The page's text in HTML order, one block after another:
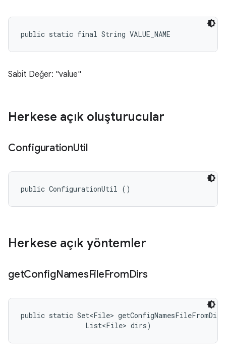
public static final String VALUE_NAME
Sabit Değer: "value"
Herkese açık oluşturucular
ConfigurationUtil
public ConfigurationUtil ()
Herkese açık yöntemler
getConfigNamesFileFromDirs
public static Set<File>
                List<File> dirs)